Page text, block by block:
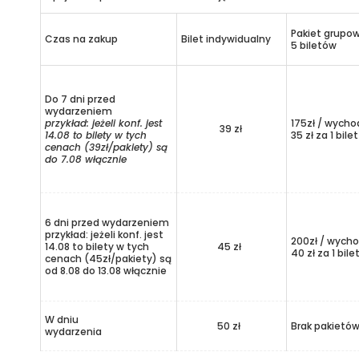
Czas na zakup Bilet indywidualny
Pakiet
5 biletów
Do 7 dni przed
wydarzeniem
przykład: jeżeli konf. jest
14.08 to bilety w tych
cenach (39zł/pakiety) są
do 7.08 włącznie
39 zł
175zł /
35 zł za 1 bilet
6 dni przed wydarzeniem
przykład: jeżeli konf. jest
14.08 to bilety w tych
cenach (45zł/pakiety) są
od 8.08 do 13.08 włącznie
45 zł
200zł /
40 zł za 1 bilet
W dniu
wydarzenia
50 zł Brak pakietów